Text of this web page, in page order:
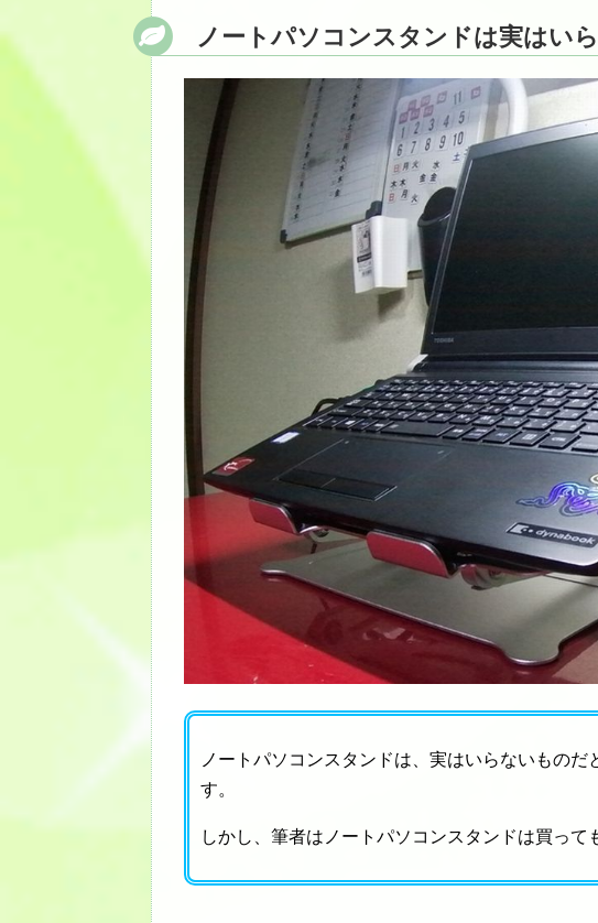
ノートパソコンスタンドは実はい
ノートパソコンスタンドは、実はいらないものだ
す。
しかし、筆者はノートパソコンスタンドは買って